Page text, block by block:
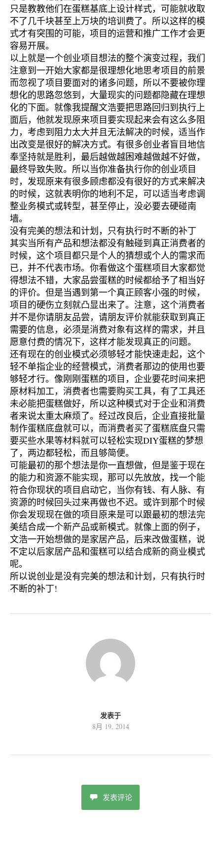
只是教教他们在蛋糕基底上设计样式，可能就收取
不了几千块甚至上万块的培训费了。所以这样的模
式才有突围的可能，项目的运营和推广工作才会更
容易开展。
以上就是一个创业项目想法的整个演变过程，我们
注意到一开始大家都是很理想化地思考项目的前景
而忽视了项目要面对的诸多问题，所以不要被你理
想化的思路忽悠到，大量现实的问题都隐藏在理想
化的下面。就像我提醒文浩要把思路回归到执行上
面后，他就发现原来项目要实现起来会有这么多阻
力，考虑到阻力太大并且无法解决的时候，适当作
出改变是很好的解决方式。有很多创业者盲目地信
奉坚持就是胜利，最后越做越困难越做越不好做，
最终导致失败。所以当你准备执行你的创业项目
时，发现原来有很多顾虑都没有很好的方式来解决
的时候，这就表明你的地利不足，可以适当考虑调
整业务模式或转型，甚至停止，没必要去硬碰南
墙。
没有完美的想法和计划，只有执行时不断的补丁
其实当所有产品和想法都没有触碰到真正消费者的
时候，这个项目都只是个人的猜想或个人的需求而
已，并不代表市场。你看做这个蛋糕项目大家都觉
得想法不错，大家品尝蛋糕的时候都给予了相当好
的评价。但是当遇到第一个真正顾客小强的时候，
项目的硬伤立刻就凸显出来了。注意，这个消费者
并不是你请朋友品尝，请朋友评价就能获取到真正
需要的信息，必须是消费对象有这样的需求，并且
愿意付费的情况下，这样才能发现真正的问题。
还有现在的创业模式必须够轻才能快速走起，这个
轻不单指企业的经营模式，消费者那边的使用也要
够轻才行。像刚刚蛋糕的项目，企业要花时间来把
原材料加工，消费者也需要购买工具，有了工具还
未必能把蛋糕做好，所以这种模式对于企业和消费
者来说太重太麻烦了。经过改良后，企业直接批量
制作蛋糕底盘就可以，而消费者买了蛋糕底盘只需
要买些水果等材料就可以轻松实现DIY蛋糕的梦想
了，两边都轻松，而且够简便。
可能最初的那个想法是你一直想做，但是鉴于现在
的能力和资源不能实现，那可以先放放，找一个能
符合你现状的项目启动它，当你有钱、有人脉、有
资源的时候回头过来再做也不迟。或许到那个时候
你会发现现在做的项目原来是可以跟最初的想法完
美结合成一个新产品或新模式。就像上面的例子，
文浩一开始想做的是家居产品，后来改做蛋糕，说
不定以后家居产品和蛋糕可以结合成新的商业模式
呢。
所以说创业是没有完美的想法和计划，只有执行时
不断的补丁!
发表于
8月 19, 2014
发表评论